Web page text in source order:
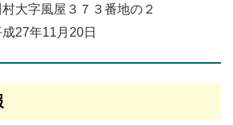
大字風屋３７３番地の２
27年11月20日